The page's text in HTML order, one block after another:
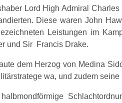
Lord High Admiral
Diese waren John
Leistungen im
und Sir Francis Drake.
dem Herzog von Medina
wa, und zudem